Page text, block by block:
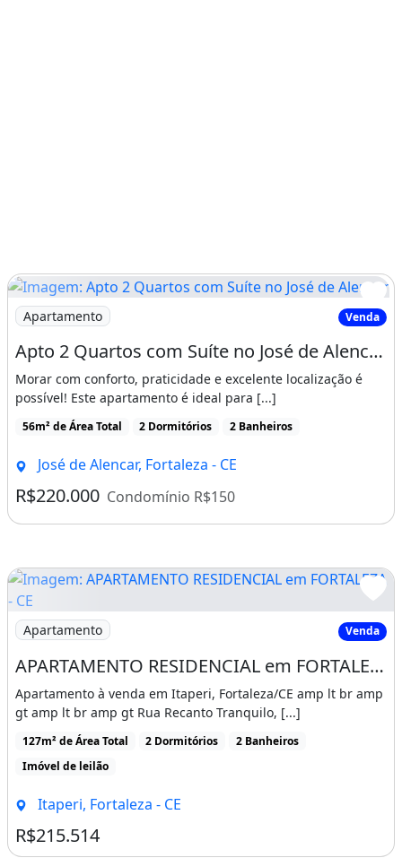
Imagem: Apto 2 Quartos com Suíte no José de Alencar
Apartamento Venda
Apto 2 Quartos com Suíte no José de Alencar R$ 220 Mil
Morar com conforto, praticidade e excelente localização é
possível! Este apartamento é ideal para [...]
56m² de Área Total 2 Dormitórios 2 Banheiros
José de Alencar, Fortaleza - CE
R$220.000 Condomínio R$150
Imagem: APARTAMENTO RESIDENCIAL em FORTALEZA - CE
Apartamento Venda
APARTAMENTO RESIDENCIAL em FORTALEZA - CE, ITAPERI
Apartamento à venda em Itaperi, Fortaleza/CE amp lt br amp
gt amp lt br amp gt Rua Recanto Tranquilo, [...]
127m² de Área Total 2 Dormitórios
2 Banheiros
Imóvel de leilão
Itaperi, Fortaleza - CE
R$215.514